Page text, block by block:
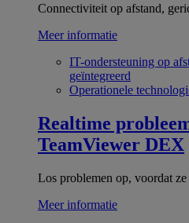
Connectiviteit op afstand,
Meer informatie
IT-ondersteuning op
geïntegreerd
Operationele
Realtime
TeamViewer DEX
Los problemen op, voordat
Meer informatie